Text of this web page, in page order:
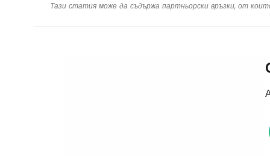
Тази статия може да съдържа партньорски връзки, от